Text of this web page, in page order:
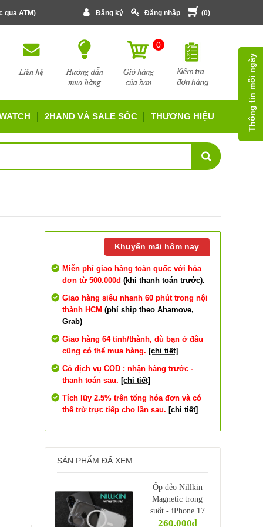
qua ATM) Đăng ký Đăng nhập (0)
0
2HAND VÀ SALE SỐC THƯƠNG HIỆU
Khuyến mãi hôm nay
Miễn phí giao hàng toàn quốc với hóa
đơn từ 500.000đ (khi thanh toán trước).
Giao hàng siêu nhanh 60 phút trong nội
thành HCM (phí ship theo Ahamove,
Grab)
Giao hàng 64 tỉnh/thành, dù bạn ở đâu
cũng có thể mua hàng. [chi tiết]
Có dịch vụ COD : nhận hàng trước -
thanh toán sau. [chi tiết]
Tích lũy 2.5% trên tổng hóa đơn và có
thể trừ trực tiếp cho lần sau. [chi tiết]
SẢN PHẨM ĐÃ XEM
Ốp dẻo Nillkin
Magnetic trong
suốt - iPhone 17
6.3"
260.000₫
Thông tin mỗi ngày